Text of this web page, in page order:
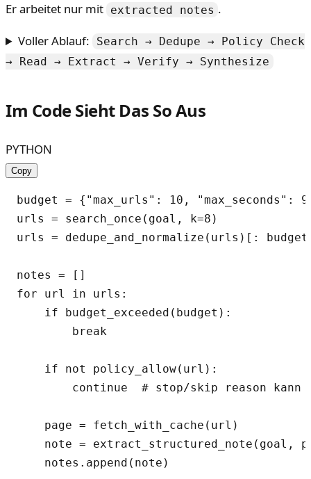
Er arbeitet nur mit extracted notes .
Voller Ablauf:
Search → Dedupe → Policy Check
→ Read → Extract → Verify → Synthesize
Im Code Sieht Das So Aus
PYTHON
Copy
budget = {"max_urls": 10, "max_seconds":
urls = search_once(goal, k=8)
urls = dedupe_and_normalize(urls)[:
notes = []
for url in urls:
    if budget_exceeded(budget):
        break
    if not policy_allow(url):
continue  # stop/skip reason kann
    page = fetch_with_cache(url)
note = extract_structured_note(goal,
    notes.append(note)